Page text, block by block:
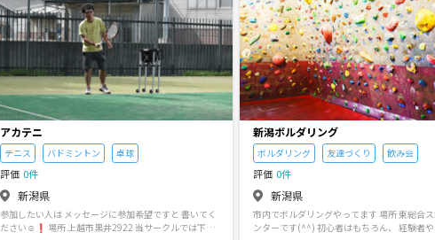
アカテニ
テニス バドミントン 卓球
評価 0件
新潟県
参加したい人は メッセージに参加希望ですと 書いてく
ださい☺️❗️ 場所 上越市黒井2922 当サークルでは下記
新潟ボルダリング
ボルダリング 友達づくり 飲み会
評価 0件
新潟県
市内でボルダリングやってます 場所 東総合スポーツセ
ンターです(^^) 初心者はもちろん、 経験者や、 最近運